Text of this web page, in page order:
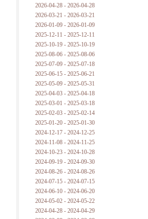
2026-04-28 - 2026-04-28
2026-03-21 - 2026-03-21
2026-01-09 - 2026-01-09
2025-12-11 - 2025-12-11
2025-10-19 - 2025-10-19
2025-08-06 - 2025-08-06
2025-07-09 - 2025-07-18
2025-06-15 - 2025-06-21
2025-05-09 - 2025-05-31
2025-04-03 - 2025-04-18
2025-03-01 - 2025-03-18
2025-02-03 - 2025-02-14
2025-01-20 - 2025-01-30
2024-12-17 - 2024-12-25
2024-11-08 - 2024-11-25
2024-10-23 - 2024-10-28
2024-09-19 - 2024-09-30
2024-08-26 - 2024-08-26
2024-07-15 - 2024-07-15
2024-06-10 - 2024-06-20
2024-05-02 - 2024-05-22
2024-04-28 - 2024-04-29